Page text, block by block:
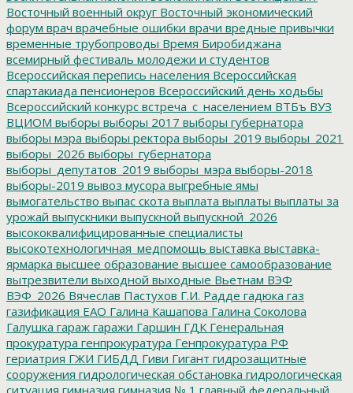
Восточный военный округ Восточный экономический
форум врач врачебные ошибки врачи вредные привычки
временные трубопроводы Время Биробиджана
всемирный фестиваль молодежи и студентов
Всероссийская перепись населения Всероссийская
спартакиада пенсионеров Всероссийский день ходьбы
Всероссийский конкурс встреча_с_населением ВТБъ ВУЗ
ВЦИОМ выборы выборы 2017 выборы губернатора
выборы мэра выборы ректора выборы_2019 выборы_2021
выборы_2026 выборы_губернатора
выборы_депутатов_2019 выборы_мэра выборы-2018
выборы-2019 вывоз мусора выгребные ямы
вымогательство выпас скота выплата выплаты выплаты за
урожай выпускники выпускной выпускной_2026
высококвалифицированные специалисты
высокотехнологичная_медпомощь выставка выставка-
ярмарка высшее образование высшее самообразование
вытрезвители выходной выходные Вьетнам ВЭФ
ВЭФ_2026 Вячеслав Пастухов Г.И. Радде гадюка газ
газификация ЕАО Галина Кашапова Галина Соколова
Галушка гараж гаражи Гаршин ГДК Генеральная
прокуратура генпрокуратура Генпрокуратура РФ
гериатрия ГЖИ ГИБДД Гиви Гигант гидрозащитные
сооружения гидрологическая обстановка гидрологическая
ситуация гимназия гимназия № 1 главный федеральный